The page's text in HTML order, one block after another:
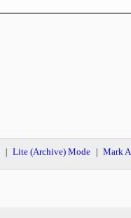
Lite (Archive) Mode Mark